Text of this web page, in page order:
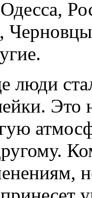
люди
Это